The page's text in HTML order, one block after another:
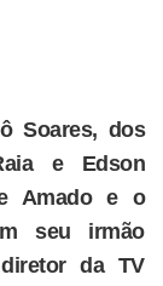
Soares, dos
e Edson
Amado e o
seu irmão
da TV